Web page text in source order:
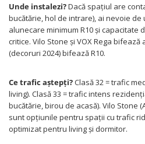
Unde instalezi?Dacă spațiul are
bucătărie, hol de intrare), ai nevoie de
alunecare minimum R10 și capacitate
critice. Vilo Stone și VOX Rega
(decoruri 2024) bifează R10.
Ce trafic aștepți?Clasă 32 = trafic
living). Clasă 33 = trafic intens
bucătărie, birou de acasă). Vilo Stone
sunt opțiunile pentru spații cu trafic
optimizat pentru living și dormitor.